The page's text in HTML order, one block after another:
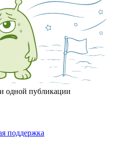
одной публикации
поддержка